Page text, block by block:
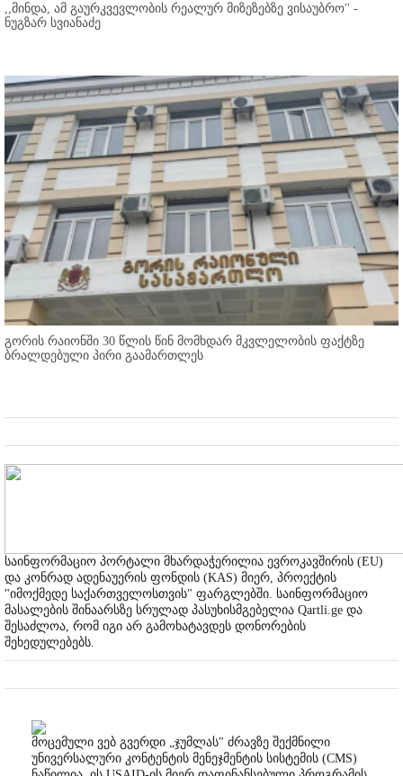
,,მინდა, ამ გაურკვევლობის რეალურ მიზეზებზე ვისაუბრო'' -
ნუგზარ სვიანაძე
გორის რაიონში 30 წლის წინ მომხდარ მკვლელობის ფაქტზე
ბრალდებული პირი გაამართლეს
საინფორმაციო პორტალი მხარდაჭერილია ევროკავშირის (EU)
და კონრად ადენაუერის ფონდის (KAS) მიერ, პროექტის
"იმოქმედე საქართველოსთვის" ფარგლებში. საინფორმაციო
მასალების შინაარსზე სრულად პასუხისმგებელია Qartli.ge და
შესაძლოა, რომ იგი არ გამოხატავდეს დონორების
შეხედულებებს.
მოცემული ვებ გვერდი „ჯუმლას" ძრავზე შექმნილი
უნივერსალური კონტენტის მენეჯმენტის სისტემის (CMS)